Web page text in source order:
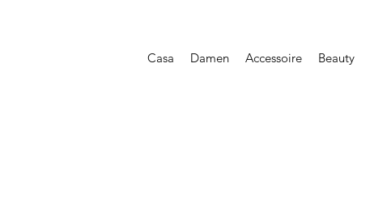
Casa Damen Accessoire Beauty